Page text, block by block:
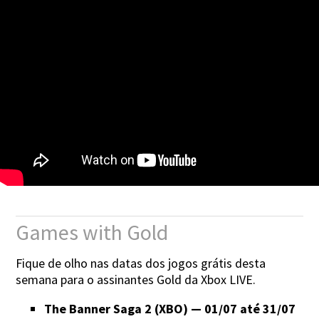
Games with Gold
Fique de olho nas datas dos jogos grátis desta
semana para o assinantes Gold da Xbox LIVE.
The Banner Saga 2 (XBO) — 01/07 até 31/07